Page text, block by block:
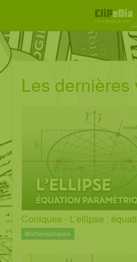
contenu
Les dernières
Coniques - L’ellipse :
Mathématiques